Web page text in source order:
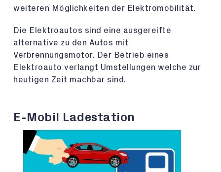
weiteren Möglichkeiten der Elektromobilität.
Die Elektroautos sind eine ausgereifte
alternative zu den Autos mit
Verbrennungsmotor. Der Betrieb eines
Elektroauto verlangt Umstellungen welche zur
heutigen Zeit machbar sind.
E-Mobil Ladestation